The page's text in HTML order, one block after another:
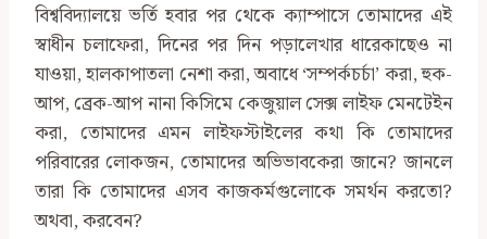
বিশ্ববিদ্যালয়ে ভর্তি হবার পর থেকে ক্যাম্পাসে তোমাদের এই
স্বাধীন চলাফেরা, দিনের পর দিন পড়ালেখার ধারেকাছেও না
যাওয়া, হালকাপাতলা নেশা করা, অবাধে ‘সম্পর্কচর্চা’ করা, হুক-
আপ, ব্রেক-আপ নানা কিসিমে কেজুয়াল সেক্স লাইফ মেনটেইন
করা, তোমাদের এমন লাইফস্টাইলের কথা কি তোমাদের
পরিবারের লোকজন, তোমাদের অভিভাবকেরা জানে? জানলে
তারা কি তোমাদের এসব কাজকর্মগুলোকে সমর্থন করতো?
অথবা, করবেন?